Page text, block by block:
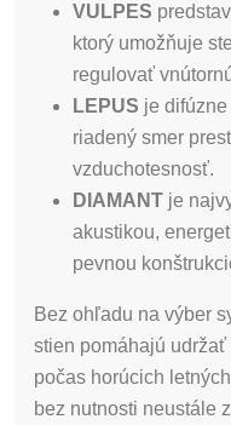
VULPES
ktorý umožňuje
regulovať
LEPUS je
riadený smer
vzduchotesnosť.
DIAMANT je
akustikou,
pevnou
Bez ohľadu na výber
stien pomáhajú
počas horúcich
bez nutnosti neustále